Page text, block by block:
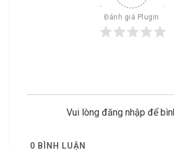
Đánh giá Plugin
Vui lòng đăng nhập để
0 BÌNH LUẬN